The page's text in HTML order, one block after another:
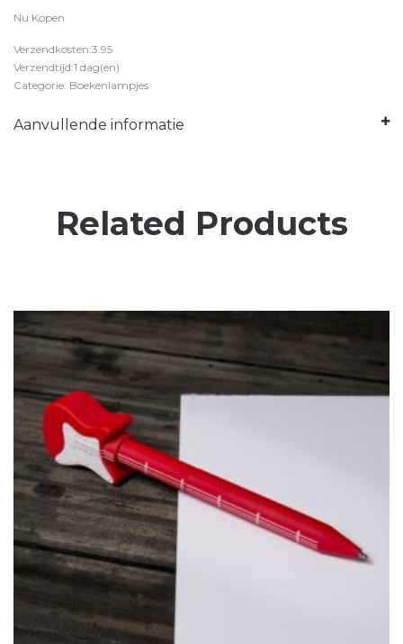
Nu Kopen
Verzendkosten:3.95
Verzendtijd:1 dag(en)
Categorie: Boekenlampjes
Aanvullende informatie
Related Products